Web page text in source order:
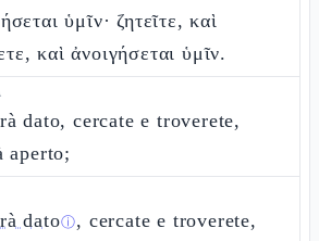
ὑμῖν· ζητεῖτε, καὶ
καὶ ἀνοιγήσεται ὑμῖν.
dato, cercate e troverete,
aperto;
datoⓘ, cercate e troverete,